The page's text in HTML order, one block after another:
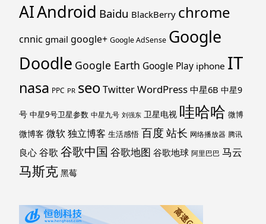
AIAndroid Baidu BlackBerry chrome
cnnic gmail google+ Google AdSense Google
Doodle Google Earth Google Play iphone IT
nasa PPC PR seoTwitterWordPress 中星6B 中星9
号 中星9号卫星参数 中星九号 刘强东 卫星电视 哇哈哈 微博
微博客 微软独立博客 生活感悟 百度 站长 网络播放器 腾讯
良心 谷歌 谷歌中国 谷歌地图 谷歌地球 阿里巴巴 马云
马斯克 黑莓